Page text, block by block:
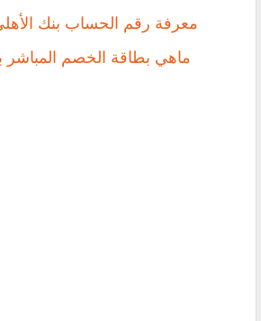
معرفة رقم الحساب بنك الأهلي
ماهي بطاقة الخصم المباشر